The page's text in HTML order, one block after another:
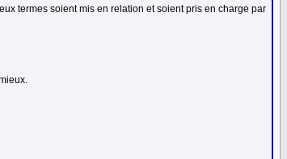
termes soient mis en relation et soient pris en charge par